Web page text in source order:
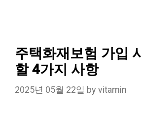
주택화재보험 가입
할 4가지 사항
2025년 05월 22일 by vitamin